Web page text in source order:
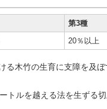
第3種
20％以上
る木竹の生育に支障を及
トルを越える法を生ずる